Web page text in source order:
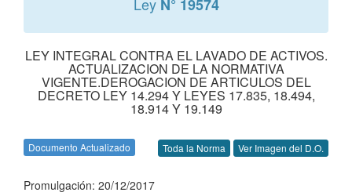
N° 19574
LEY INTEGRAL CONTRA EL LAVADO DE ACTIVOS.
ACTUALIZACION DE LA NORMATIVA
VIGENTE.DEROGACION DE ARTICULOS DEL
DECRETO LEY 14.294 Y LEYES 17.835, 18.494,
18.914 Y 19.149
Documento Actualizado Toda la Norma Ver Imagen del D.O.
Promulgación: 20/12/2017